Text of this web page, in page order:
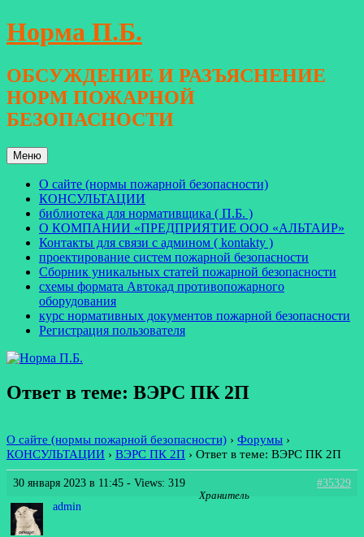
Перейти
к
Норма П.Б.
ОБСУЖДЕНИЕ И РАЗЪЯСНЕНИЕ
НОРМ ПОЖАРНОЙ
БЕЗОПАСНОСТИ
Меню
О сайте (нормы пожарной безопасности)
КОНСУЛЬТАЦИИ
библиотека для нормативщика ( П.Б. )
О КОМПАНИИ «ПРЕДПРИЯТИЕ ООО «АЛЬТАИР»
Контакты для связи с админом ( kontakty )
проектирование систем пожарной безопасности
Сборник уникальных статей пожарной безопасности
схемы формата Автокад противопожарного
оборудования
курс нормативных документов пожарной безопасности
Регистрация пользователя
Ответ в теме: ВЭРС ПК 2П
О сайте (нормы пожарной безопасности) › Форумы ›
КОНСУЛЬТАЦИИ › ВЭРС ПК 2П › Ответ в теме: ВЭРС ПК 2П
30 января 2023 в 11:45 - Views: 319
#35329
admin
Хранитель